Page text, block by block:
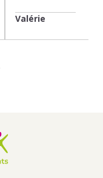
Valérie